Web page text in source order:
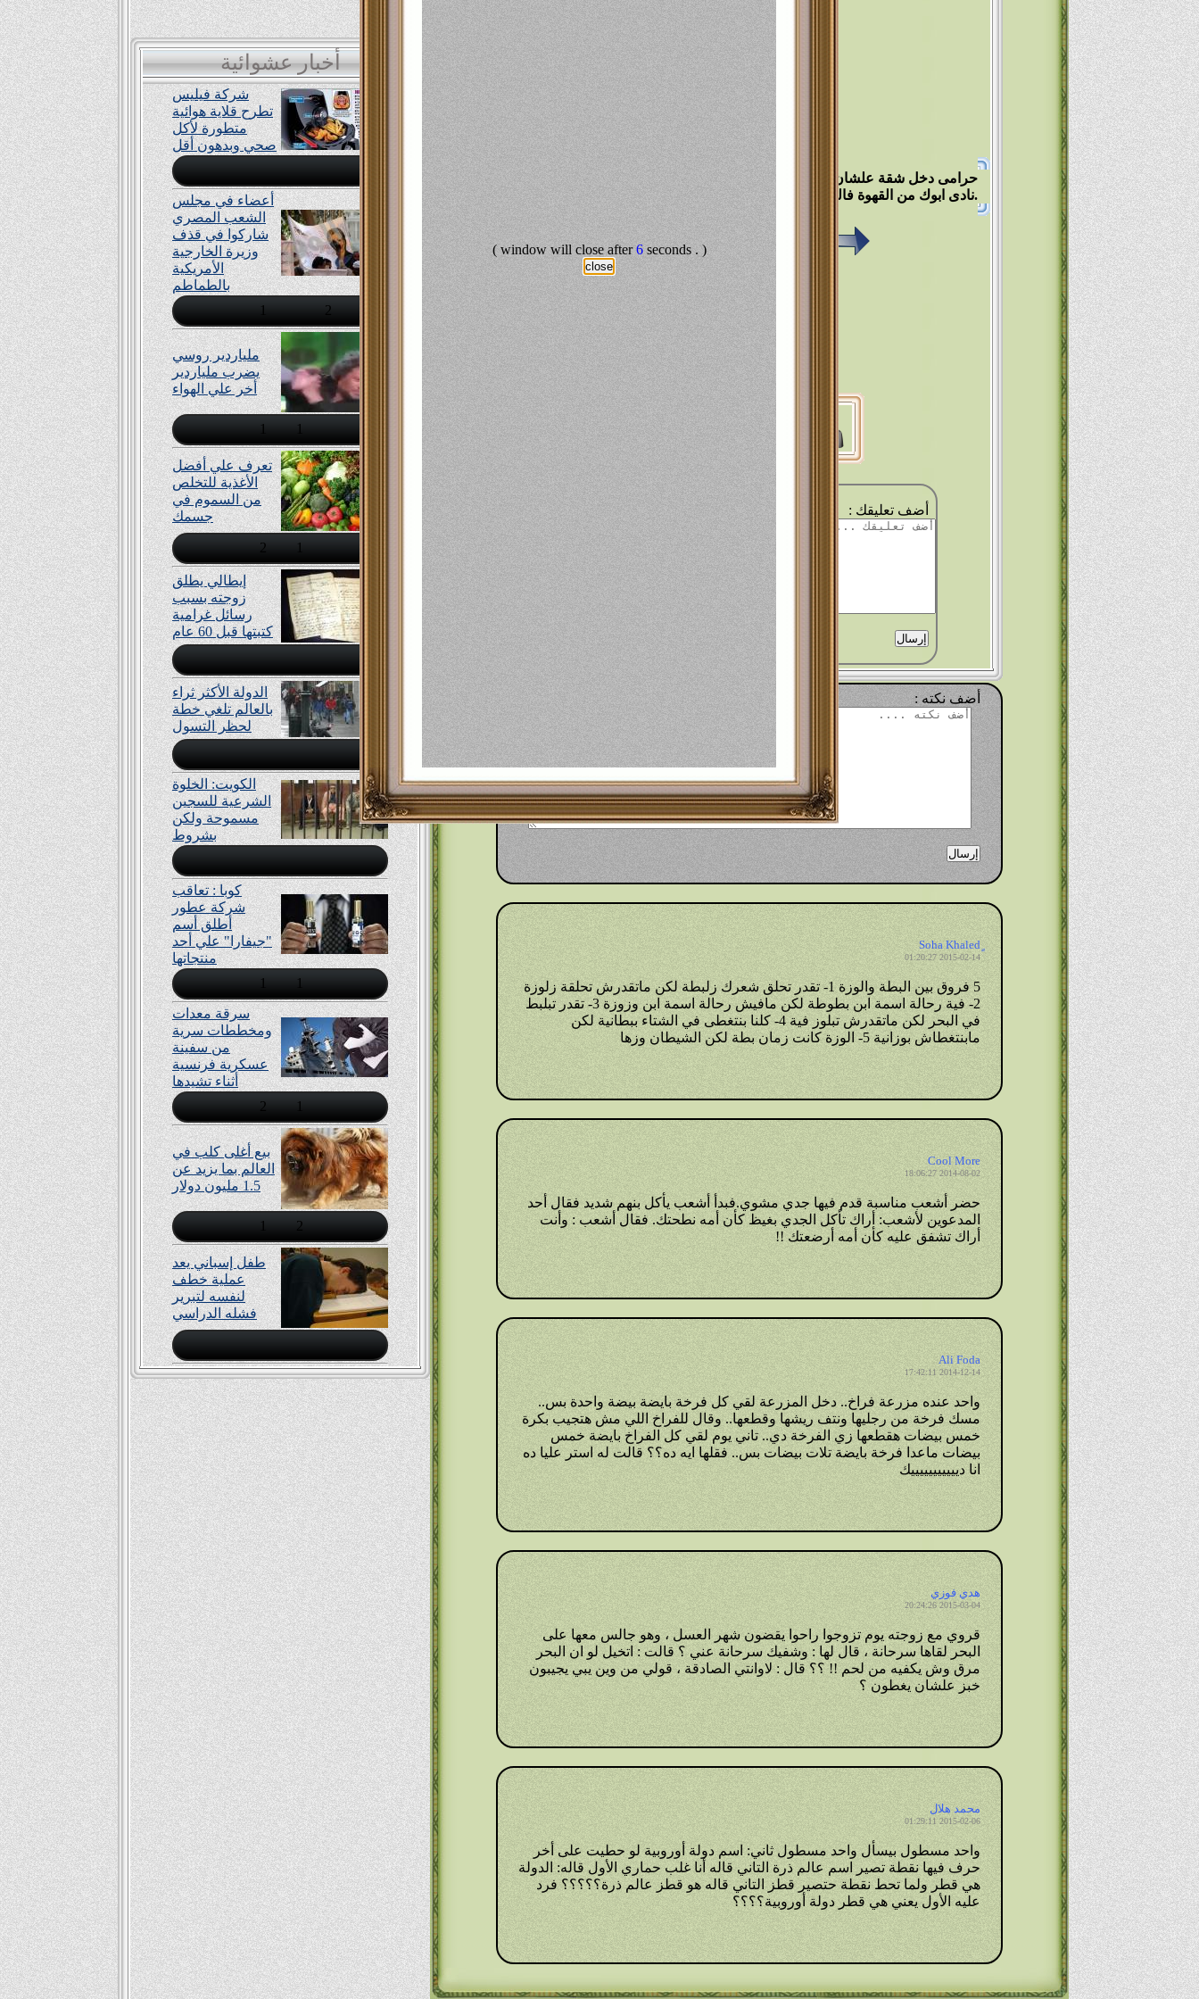
يشتريها
Abd Allah Ali
فيه واحد احول راح يستقبل ابوه في المطار ...... حضن الشنطة وشال ابوه
.... مخترع يابانى اخترع اله بتقفيش الحرامية جربها فى اليابان اله اقفشت 40 جربها فى
أخبار عشوائية
شركة فيليس
تطرح قلاية هوائية
متطورة لأكل
صحي وبدهون أقل
أعضاء في مجلس
الشعب المصري
شاركوا في قذف
وزيرة الخارجية
الأمريكية
بالطماطم
1
2
ملياردير روسي
يضرب ملياردير
أخر علي الهواء
1 1
تعرف علي أفضل
اﻷغذية للتخلص
من السموم في
جسمك
2 1
إيطالي يطلق
زوجته بسبب
رسائل غرامية
كتبتها قبل 60 عام
الدولة الأكثر ثراء
بالعالم تلغي خطة
لحظر التسول
الكويت: الخلوة
الشرعية للسجين
مسموحة ولكن
بشروط
كوبا : تعاقب
شركة عطور
أطلق أسم
"جيفارا" علي أحد
منتجاتها
1
1
سرقة معدات
ومخططات سرية
من سفينة
عسكرية فرنسية
أثناء تشيدها
2
1
بيع أغلى كلب في
العالم بما يزيد عن
1.5 مليون دولار
1 2
طفل إسباني يعد
عملية خطف
لنفسه لتبرير
فشله الدراسي
حرامى دخل شقة علشان يسرق لقا واحدة تخينة اوى اعدت عليه وقالت لابنها
نادى ابوك من القهوة فالحرامى قال :بسرعة يالا.
الإبلاغ عن إساءة
Walied Farid -:أضافها
28 -:المشاركات
أضف تعليقك :
أضف نكته :
2015-02-14 01:20:27
5 فروق بين البطة والوزة 1- تقدر تحلق شعرك زلبطة لكن ماتقدرش تحلقة زلوزة
2- فية رحالة اسمة ابن بطوطة لكن مافيش رحالة اسمة ابن وزوزة 3- تقدر تبلبط
في البحر لكن ماتقدرش تبلوز فية 4- كلنا بنتغطى في الشتاء ببطانية لكن
مابنتغطاش بوزانية 5- الوزة كانت زمان بطة لكن الشيطان وزها
Cool More
2014-08-02 18:06:27
حضر أشعب مناسبة قدم فيها جدي مشوي.فبدأ أشعب يأكل بنهم شديد فقال أحد
المدعوين لأشعب: أراك تأكل الجدي بغيظ كأن أمه نطحتك. فقال أشعب : وأنت
أراك تشفق عليه كأن أمه أرضعتك !!
Ali Foda
2014-12-14 17:42:11
واحد عنده مزرعة فراخ.. دخل المزرعة لقي كل فرخة بايضة بيضة واحدة بس..
مسك فرخة من رجليها ونتف ريشها وقطعها.. وقال للفراخ اللي مش هتجيب بكرة
خمس بيضات هقطعها زي الفرخة دي.. تاني يوم لقي كل الفراخ بايضة خمس
بيضات ماعدا فرخة بايضة تلات بيضات بس.. فقلها ايه ده؟؟ قالت له استر عليا ده
انا ديييييييييييك
هدي فوزي
2015-03-04 20:24:26
قروي مع زوجته يوم تزوجوا راحوا يقضون شهر العسل ، وهو جالس معها على
البحر لقاها سرحانة ، قال لها : وشفيك سرحانة عني ؟ قالت : اتخيل لو ان البحر
مرق وش يكفيه من لحم !! ؟؟ قال : لاوانتي الصادقة ، قولي من وين يبي يجيبون
خبز علشان يغطون ؟
محمد هلال
2015-02-06 01:29:11
واحد مسطول بيسأل واحد مسطول ثاني: اسم دولة أوروبية لو حطيت على أخر
حرف فيها نقطة تصير اسم عالم ذرة التاني قاله أنا غلب حماري الأول قاله: الدولة
هي قطر ولما تحط نقطة حتصير قطز التاني قاله هو قطز عالم ذرة؟؟؟؟؟ فرد
عليه الأول يعني هي قطر دولة أوروبية؟؟؟؟
( window will close after5seconds . )
close